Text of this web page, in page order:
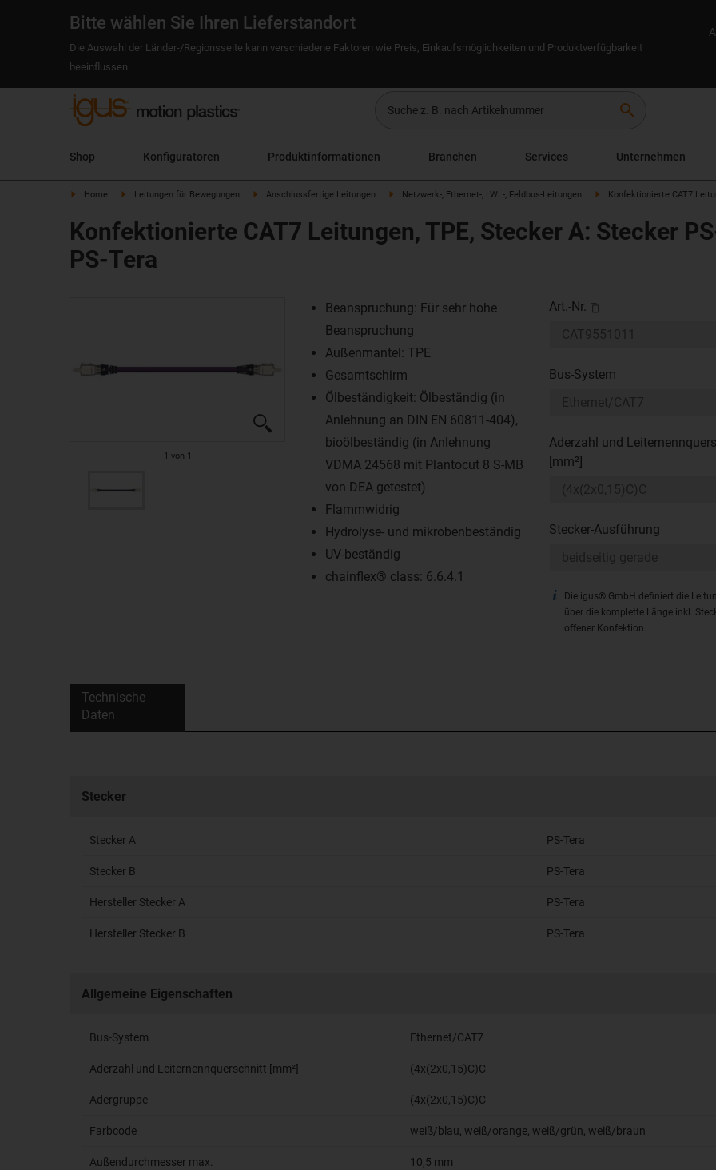
Bitte wählen Sie Ihren Lieferstandort
Die Auswahl der Länder-/Regionsseite kann verschiedene Faktoren wie Preis, Einkaufsmöglichkeiten und Produktverfügbarkeit
beeinflussen.
search
Shop Konfiguratoren Produktinformationen Branchen Services Unternehmen
Home Leitungen für Bewegungen Anschlussfertige Leitungen Netzwerk-, Ethernet-, LWL-, Feldbus-Leitungen Konfektionierte CAT7
Konfektionierte CAT7 Leitungen, TPE, Stecker A: Stecker
PS-Tera
1 von 1
Beanspruchung: Für sehr hohe
Beanspruchung
Außenmantel: TPE
Gesamtschirm
Ölbeständigkeit: Ölbeständig (in
Anlehnung an DIN EN 60811-404),
bioölbeständig (in Anlehnung
VDMA 24568 mit Plantocut 8 S-MB
von DEA getestet)
Flammwidrig
Hydrolyse- und mikrobenbeständig
UV-beständig
chainflex® class: 6.6.4.1
Art.-Nr.
Bus-System
Aderzahl und
[mm²]
Stecker-Ausführung
Die igus® GmbH definiert die
über die komplette Länge inkl.
offener Konfektion.
Technische
Daten
Stecker
Stecker A PS-Tera
Stecker B PS-Tera
Hersteller Stecker A PS-Tera
Hersteller Stecker B PS-Tera
Allgemeine Eigenschaften
Bus-System Ethernet/CAT7
Aderzahl und Leiternennquerschnitt [mm²] (4x(2x0,15)C)C
Adergruppe (4x(2x0,15)C)C
Farbcode weiß/blau, weiß/orange, weiß/grün, weiß/braun
Außendurchmesser max. 10,5 mm